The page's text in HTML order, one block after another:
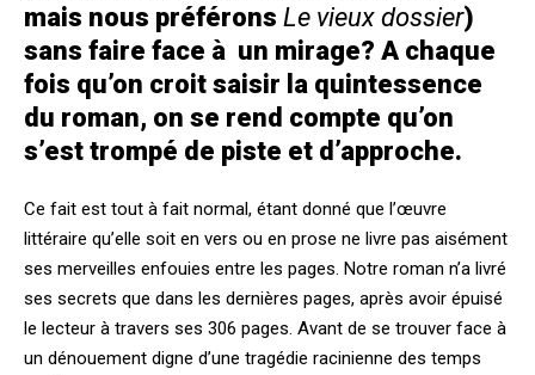
mais nous préférons Le vieux dossier)
sans faire face à un mirage? A chaque
fois qu’on croit saisir la quintessence
du roman, on se rend compte qu’on
s’est trompé de piste et d’approche.
Ce fait est tout à fait normal, étant donné que l’œuvre
littéraire qu’elle soit en vers ou en prose ne livre pas aisément
ses merveilles enfouies entre les pages. Notre roman n’a livré
ses secrets que dans les dernières pages, après avoir épuisé
le lecteur à travers ses 306 pages. Avant de se trouver face à
un dénouement digne d’une tragédie racinienne des temps